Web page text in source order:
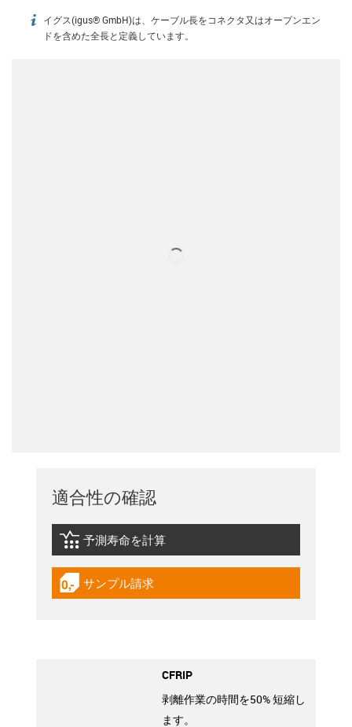
igus-icon-info
イグス(igus® GmbH)は、ケーブル長をコネクタ又はオープンエン
ドを含めた全長と定義しています。
適合性の確認
igus-icon-lebensdauerrechner
予測寿命を計算
igus-icon-gratismuster
サンプル請求
CFRIP
剥離作業の時間を50% 短縮し
ます。